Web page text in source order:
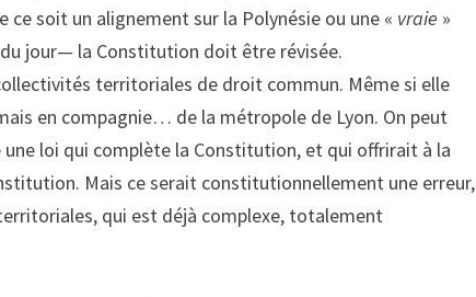
soit un alignement sur la Polynésie ou une « vraie »
jour— la Constitution doit être révisée.
territoriales de droit commun. Même si elle
en compagnie… de la métropole de Lyon. On peut
loi qui complète la Constitution, et qui offrirait à la
Mais ce serait constitutionnellement une erreur,
qui est déjà complexe, totalement